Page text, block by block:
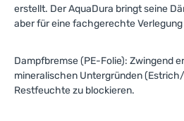
erstellt. Der AquaDura bringt seine
aber für eine fachgerechte
Dampfbremse (PE-Folie): Zwingend
mineralischen Untergründen
Restfeuchte zu blockieren.